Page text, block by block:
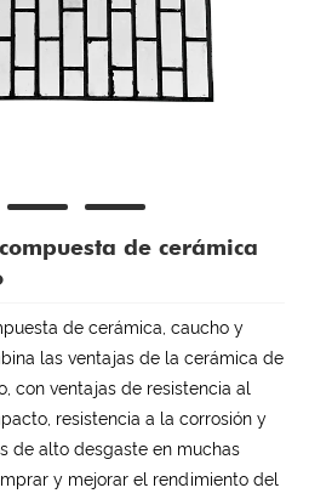
de cerámica
de cerámica, caucho y
las ventajas de la cerámica de
con ventajas de resistencia al
resistencia a la corrosión y
de alto desgaste en muchas
y mejorar el rendimiento del